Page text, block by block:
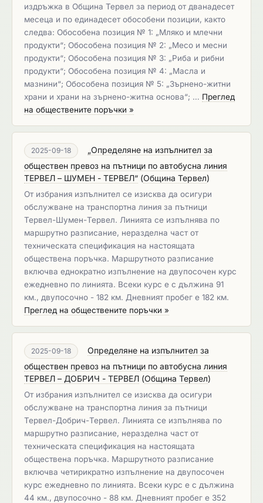
издръжка в Община Тервел за период от дванадесет
месеца и по единадесет обособени позиции, както
следва: Обособена позиция № 1: „Мляко и млечни
продукти“; Обособена позиция № 2: „Месо и месни
продукти“; Обособена позиция № 3: „Риба и рибни
продукти“; Обособена позиция № 4: „Масла и
мазнини“; Обособена позиция № 5: „Зърнено-житни
храни и храни на зърнено-житна основа“; … Преглед
на обществените поръчки »
2025-09-18
„Определяне на изпълнител за
обществен превоз на пътници по автобусна линия
ТЕРВЕЛ – ШУМЕН - ТЕРВЕЛ“ (Община Тервел)
От избрания изпълнител се изисква да осигури
обслужване на транспортна линия за пътници
Тервел-Шумен-Тервел. Линията се изпълнява по
маршрутно разписание, неразделна част от
техническата спецификация на настоящата
обществена поръчка. Маршрутното разписание
включва еднократно изпълнение на двупосочен курс
ежедневно по линията. Всеки курс е с дължина 91
км., двупосочно - 182 км. Дневният пробег е 182 км.
Преглед на обществените поръчки »
2025-09-18
Определяне на изпълнител за
обществен превоз на пътници по автобусна линия
ТЕРВЕЛ – ДОБРИЧ - ТЕРВЕЛ (Община Тервел)
От избрания изпълнител се изисква да осигури
обслужване на транспортна линия за пътници
Тервел-Добрич-Тервел. Линията се изпълнява по
маршрутно разписание, неразделна част от
техническата спецификация на настоящата
обществена поръчка. Маршрутното разписание
включва четирикратно изпълнение на двупосочен
курс ежедневно по линията. Всеки курс е с дължина
44 км., двупосочно - 88 км. Дневният пробег е 352